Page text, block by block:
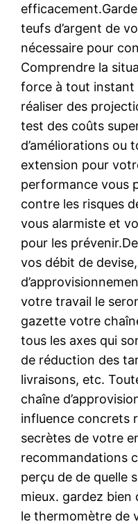
teufs d’argent de
nécessaire pour
Comprendre la
force à tout
réaliser des
test des coûts
d’améliorations ou
extension pour
performance vous
contre les risques
vous alarmiste et
pour les
vos débit de
votre travail le
gazette votre
tous les axes qui
de réduction des
livraisons, etc.
chaîne
influence concrets
secrètes de votre
recommandations
perçu de de quelle
mieux. gardez bien
le thermomètre de